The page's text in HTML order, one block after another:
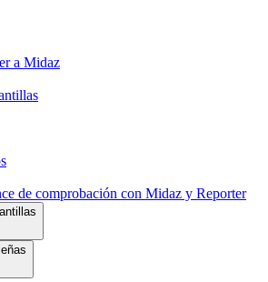
a Midaz
de comprobación con Midaz y Reporter